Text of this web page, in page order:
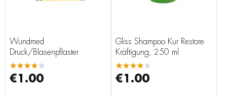
Wundmed
Druck/Blasenpflaster
★★★★★
€1.00
Gliss Shampoo Kur Restore
Kräftigung, 250 ml
★★★★★
€1.00